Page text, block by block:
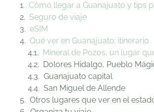
Cómo llegar a Guanajuato y tips
Seguro de viaje
eSIM
Qué ver en Guanajuato: itinerario
Mineral de Pozos, un lugar
Dolores Hidalgo, Pueblo
Guanajuato capital
San Miguel de Allende
Otros lugares que ver en el